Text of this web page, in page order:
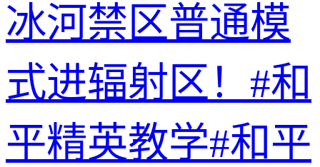
冰河禁区普通模
式进辐射区！#和
平精英教学#和平